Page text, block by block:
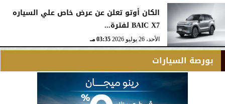
الأحد، 26 يوليو 2026 05:52 مـ
الكان أوتو تعلن عن عرض خاص علي السياره
BAIC X7 لفترة...
الأحد، 26 يوليو 2026 03:35 مـ
بورصة السيارات